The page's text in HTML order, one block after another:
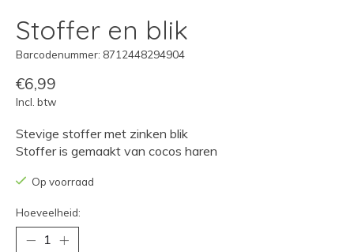
Stoffer en blik
Barcodenummer: 8712448294904
€6,99
Incl. btw
Stevige stoffer met zinken blik
Stoffer is gemaakt van cocos haren
Op voorraad
Hoeveelheid: